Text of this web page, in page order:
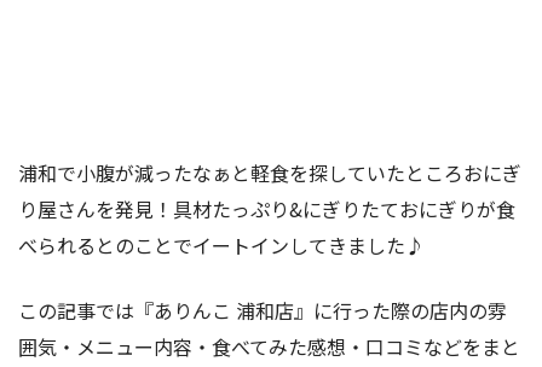
浦和で小腹が減ったなぁと軽食を探していたところおにぎ
り屋さんを発見！具材たっぷり&にぎりたておにぎりが食
べられるとのことでイートインしてきました♪
この記事では『ありんこ 浦和店』に行った際の店内の雰
囲気・メニュー内容・食べてみた感想・口コミなどをまと